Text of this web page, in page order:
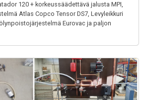
120 + korkeussäädettävä jalusta MPI,
Atlas Copco Tensor DS7, Levyleikkuri
Eurovac ja paljon